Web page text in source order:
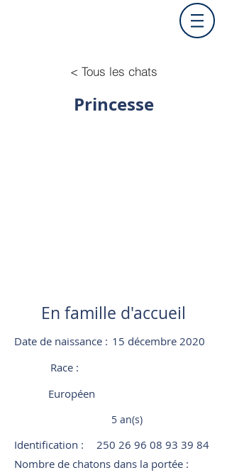
< Tous les chats
Princesse
En famille d'accueil
Date de naissance :15 décembre 2020
Race :
Européen
5 an(s)
Identification :
250 26 96 08 93 39 84
Nombre de chatons dans la portée :